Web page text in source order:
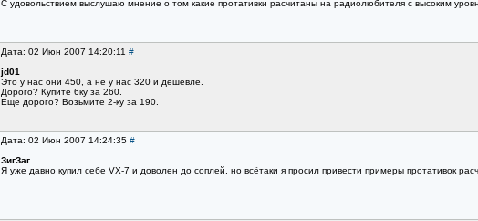
С удовольствием выслушаю мнение о том какие протативки расчитаны на радиолюбителя с высоким
Дата: 02 Июн 2007 14:20:11 #
jd01
Это у нас они 450, а не у нас 320 и дешевле.
Дорого? Купите 6ку за 260.
Еще дорого? Возьмите 2-ку за 190.
Дата: 02 Июн 2007 14:24:35 #
ЗигЗаг
Я уже давно купил себе VX-7 и доволен до соплей, но всётаки я просил привести примеры протативок